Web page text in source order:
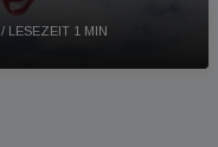
/ LESEZEIT 1 MIN